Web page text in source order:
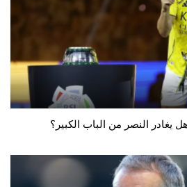
يغادر النصر من الباب الكبير؟